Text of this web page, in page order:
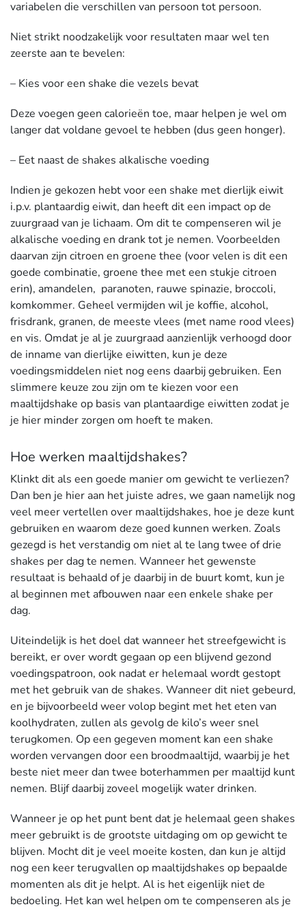
variabelen die verschillen van persoon tot persoon.
Niet strikt noodzakelijk voor resultaten maar wel ten
zeerste aan te bevelen:
– Kies voor een shake die vezels bevat
Deze voegen geen calorieën toe, maar helpen je wel om
langer dat voldane gevoel te hebben (dus geen honger).
– Eet naast de shakes alkalische voeding
Indien je gekozen hebt voor een shake met dierlijk eiwit
i.p.v. plantaardig eiwit, dan heeft dit een impact op de
zuurgraad van je lichaam. Om dit te compenseren wil je
alkalische voeding en drank tot je nemen. Voorbeelden
daarvan zijn citroen en groene thee (voor velen is dit een
goede combinatie, groene thee met een stukje citroen
erin), amandelen, paranoten, rauwe spinazie, broccoli,
komkommer. Geheel vermijden wil je koffie, alcohol,
frisdrank, granen, de meeste vlees (met name rood vlees)
en vis. Omdat je al je zuurgraad aanzienlijk verhoogd door
de inname van dierlijke eiwitten, kun je deze
voedingsmiddelen niet nog eens daarbij gebruiken. Een
slimmere keuze zou zijn om te kiezen voor een
maaltijdshake op basis van plantaardige eiwitten zodat je
je hier minder zorgen om hoeft te maken.
Hoe werken maaltijdshakes?
Klinkt dit als een goede manier om gewicht te verliezen?
Dan ben je hier aan het juiste adres, we gaan namelijk nog
veel meer vertellen over maaltijdshakes, hoe je deze kunt
gebruiken en waarom deze goed kunnen werken. Zoals
gezegd is het verstandig om niet al te lang twee of drie
shakes per dag te nemen. Wanneer het gewenste
resultaat is behaald of je daarbij in de buurt komt, kun je
al beginnen met afbouwen naar een enkele shake per
dag.
Uiteindelijk is het doel dat wanneer het streefgewicht is
bereikt, er over wordt gegaan op een blijvend gezond
voedingspatroon, ook nadat er helemaal wordt gestopt
met het gebruik van de shakes. Wanneer dit niet gebeurd,
en je bijvoorbeeld weer volop begint met het eten van
koolhydraten, zullen als gevolg de kilo’s weer snel
terugkomen. Op een gegeven moment kan een shake
worden vervangen door een broodmaaltijd, waarbij je het
beste niet meer dan twee boterhammen per maaltijd kunt
nemen. Blijf daarbij zoveel mogelijk water drinken.
Wanneer je op het punt bent dat je helemaal geen shakes
meer gebruikt is de grootste uitdaging om op gewicht te
blijven. Mocht dit je veel moeite kosten, dan kun je altijd
nog een keer terugvallen op maaltijdshakes op bepaalde
momenten als dit je helpt. Al is het eigenlijk niet de
bedoeling. Het kan wel helpen om te compenseren als je